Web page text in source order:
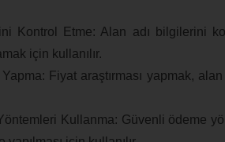
Kontrol Etme: Alan adı bilgilerini
için kullanılır.
Yapma: Fiyat araştırması yapmak,
Kullanma: Güvenli ödeme